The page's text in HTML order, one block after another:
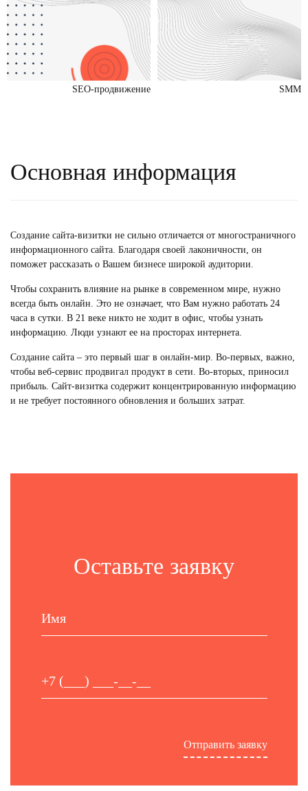
SEO-продвижение SMM
Основная информация
Создание сайта-визитки не сильно отличается от многостраничного
информационного сайта. Благодаря своей лаконичности, он
поможет рассказать о Вашем бизнесе широкой аудитории.
Чтобы сохранить влияние на рынке в современном мире, нужно
всегда быть онлайн. Это не означает, что Вам нужно работать 24
часа в сутки. В 21 веке никто не ходит в офис, чтобы узнать
информацию. Люди узнают ее на просторах интернета.
Создание сайта – это первый шаг в онлайн-мир. Во-первых, важно,
чтобы веб-сервис продвигал продукт в сети. Во-вторых, приносил
прибыль. Сайт-визитка содержит концентрированную информацию
и не требует постоянного обновления и больших затрат.
Оставьте заявку